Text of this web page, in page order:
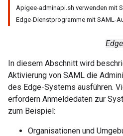
Apigee-adminapi.sh verwenden mit
Edge-Dienstprogramme mit SAML-
In diesem Abschnitt wird
Aktivierung von SAML die
des Edge-Systems ausführen.
erfordern Anmeldedaten zur
zum Beispiel:
Organisationen und